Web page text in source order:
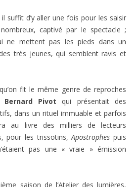
suffit d’y aller une fois pour les saisir
captivé par le spectacle ;
ne mettent pas les pieds dans un
très jeunes, qui semblent ravis et
fit le même genre de reproches
Bernard Pivot qui présentait des
dans un rituel immuable et parfois
au livre des milliers de lecteurs
pour les trissotins,Apostrophes puis
pas une « vraie » émission
saison de l’Atelier des lumières,